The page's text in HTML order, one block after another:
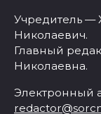
Учредитель —
Николаевич.
Главный
Николаевна.
Электронный